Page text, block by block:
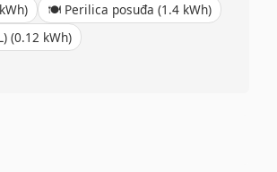
kWh) 🍽️ Perilica posuđa (1.4 kWh)
(0.12 kWh)